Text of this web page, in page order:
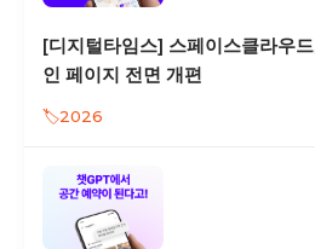
[디지털타임스] 스페이스클라우
인 페이지 전면 개편
2026